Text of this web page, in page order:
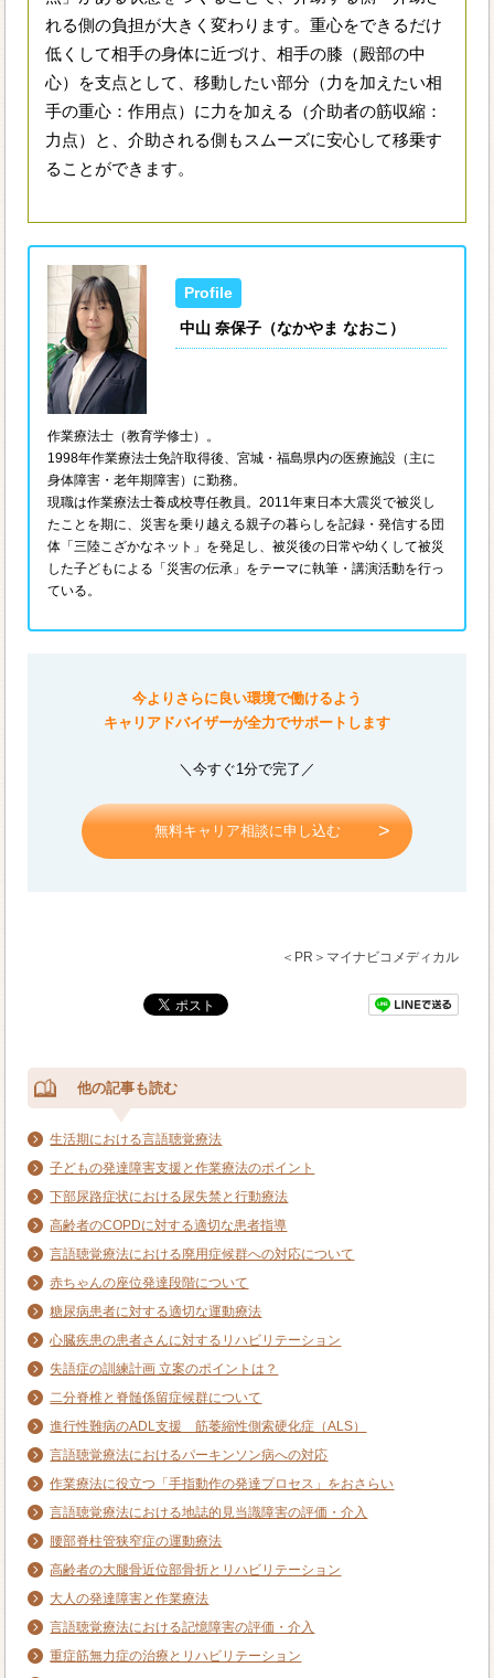
れる側の負担が大きく変わります。重心をできるだけ
低くして相手の身体に近づけ、相手の膝（殿部の中
心）を支点として、移動したい部分（力を加えたい相
手の重心：作用点）に力を加える（介助者の筋収縮：
力点）と、介助される側もスムーズに安心して移乗す
ることができます。
中山 奈保子（なかやま なおこ）
作業療法士（教育学修士）。
1998年作業療法士免許取得後、宮城・福島県内の医療施設（主に
身体障害・老年期障害）に勤務。
現職は作業療法士養成校専任教員。2011年東日本大震災で被災し
たことを期に、災害を乗り越える親子の暮らしを記録・発信する団
体「三陸こざかなネット」を発足し、被災後の日常や幼くして被災
した子どもによる「災害の伝承」をテーマに執筆・講演活動を行っ
ている。
今よりさらに良い環境で働けるよう
キャリアドバイザーが全力でサポートします
＼今すぐ1分で完了／
無料キャリア相談に申し込む
＜PR＞マイナビコメディカル
他の記事も読む
生活期における言語聴覚療法
子どもの発達障害支援と作業療法のポイント
下部尿路症状における尿失禁と行動療法
高齢者のCOPDに対する適切な患者指導
言語聴覚療法における廃用症候群への対応について
赤ちゃんの座位発達段階について
糖尿病患者に対する適切な運動療法
心臓疾患の患者さんに対するリハビリテーション
失語症の訓練計画 立案のポイントは？
二分脊椎と脊髄係留症候群について
進行性難病のADL支援 筋萎縮性側索硬化症（ALS）
言語聴覚療法におけるパーキンソン病への対応
作業療法に役立つ「手指動作の発達プロセス」をおさらい
言語聴覚療法における地誌的見当識障害の評価・介入
腰部脊柱管狭窄症の運動療法
高齢者の大腿骨近位部骨折とリハビリテーション
大人の発達障害と作業療法
言語聴覚療法における記憶障害の評価・介入
重症筋無力症の治療とリハビリテーション